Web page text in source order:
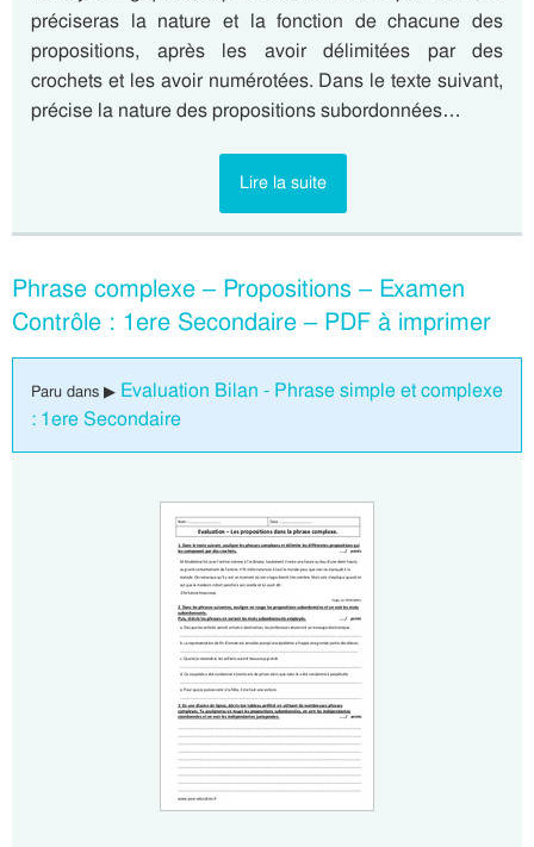
préciseras la nature et la fonction de chacune des
propositions, après les avoir délimitées par des
crochets et les avoir numérotées. Dans le texte suivant,
précise la nature des propositions subordonnées…
Lire la suite
Phrase complexe – Propositions – Examen
Contrôle : 1ere Secondaire – PDF à imprimer
Paru dans ▶ Evaluation Bilan - Phrase simple et complexe
: 1ere Secondaire